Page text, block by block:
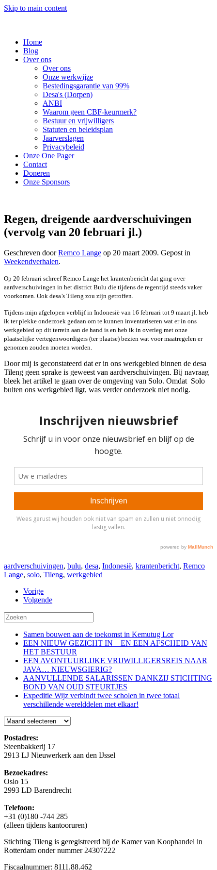
Skip to main content
Home
Blog
Over ons
Over ons
Onze werkwijze
Bestedingsgarantie van 99%
Desa's (Dorpen)
ANBI
Waarom geen CBF-keurmerk?
Bestuur en vrijwilligers
Statuten en beleidsplan
Jaarverslagen
Privacybeleid
Onze One Pager
Contact
Doneren
Onze Sponsors
Regen, dreigende aardverschuivingen
(vervolg van 20 februari jl.)
Geschreven doorRemco Lange op 20 maart 2009. Gepost in
Weekendverhalen.
Op 20 februari schreef Remco Lange het krantenbericht dat ging over
aardverschuivingen in het district Bulu die tijdens de regentijd steeds vaker
voorkomen. Ook desa’s Tileng zou zijn getroffen.
Tijdens mijn afgelopen verblijf in Indonesië van 16 februari tot 9 maart jl. heb
ik ter plekke onderzoek gedaan om te kunnen inventariseren wat er in ons
werkgebied op dit terrein aan de hand is en heb ik in overleg met onze
plaatselijke vertegenwoordigers (ter plaatse) bezien wat voor maatregelen er
genomen zouden moeten worden.
Door mij is geconstateerd dat er in ons werkgebied binnen de desa
Tileng geen sprake is geweest van aardverschuivingen. Bij navraag
bleek het artikel te gaan over de omgeving van Solo. Omdat Solo
buiten ons werkgebied ligt, was verder onderzoek niet nodig.
aardverschuivingen, bulu, desa, Indonesië, krantenbericht, Remco
Lange, solo, Tileng, werkgebied
Vorige
Volgende
Samen bouwen aan de toekomst in Kemutug Lor
EEN NIEUW GEZICHT IN – EN EEN AFSCHEID VAN
HET BESTUUR
EEN AVONTUURLIJKE VRIJWILLIGERSREIS NAAR
JAVA… NIEUWSGIERIG?
AANVULLENDE SALARISSEN DANKZIJ STICHTING
BOND VAN OUD STEURTJES
Expeditie Wijz verbindt twee scholen in twee totaal
verschillende werelddelen met elkaar!
Blog
Postadres:
Steenbakkerij 17
2913 LJ Nieuwerkerk aan den IJssel
Bezoekadres:
Oslo 15
2993 LD Barendrecht
Telefoon:
+31 (0)180 -744 285
(alleen tijdens kantooruren)
Stichting Tileng is geregistreerd bij de Kamer van Koophandel in
Rotterdam onder nummer 24307222
Fiscaalnummer: 8111.88.462